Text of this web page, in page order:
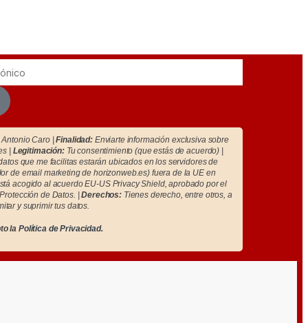
Antonio Caro |Finalidad: Enviarte información exclusiva sobre
| Legitimación:Tu consentimiento (que estás de acuerdo) |
que me facilitas estarán ubicados en los servidores de
de email marketing de horizonweb.es) fuera de la UE en
acogido al acuerdo EU-US Privacy Shield, aprobado por el
de Datos. |Derechos: Tienes derecho, entre otros, a
y suprimir tus datos.
la Política de Privacidad.